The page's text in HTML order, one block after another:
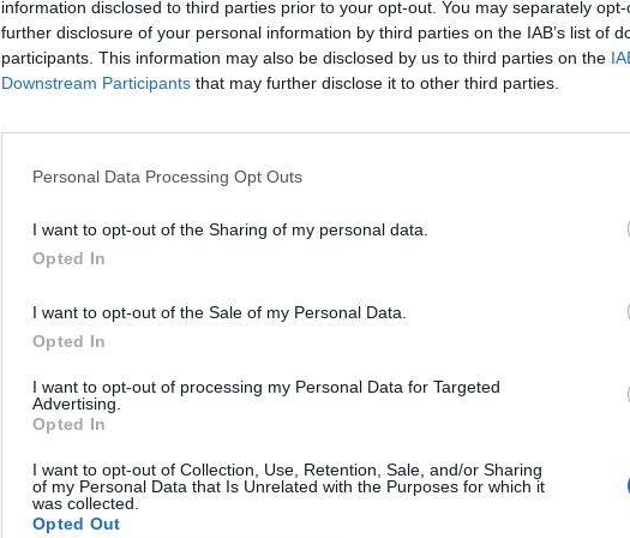
information disclosed to third parties prior to your opt-out. You may separately
further disclosure of your personal information by third parties on the IAB’s list of
participants. This information may also be disclosed by us to third parties on the
Downstream Participants that may further disclose it to other third parties.
Personal Data Processing Opt Outs
I want to opt-out of the Sharing of my personal data.
Opted In
I want to opt-out of the Sale of my Personal Data.
Opted In
I want to opt-out of processing my Personal Data for Targeted
Advertising.
Opted In
I want to opt-out of Collection, Use, Retention, Sale, and/or Sharing
of my Personal Data that Is Unrelated with the Purposes for which it
was collected.
Opted Out